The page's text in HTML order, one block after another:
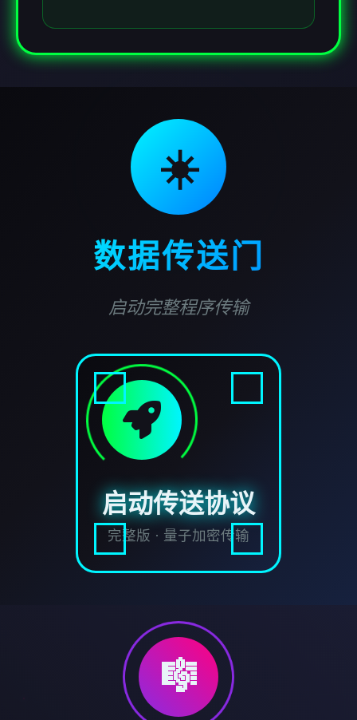
☀️
数据传送门
启动完整程序传输
启动传送协议
完整版 · 量子加密传输
🎼